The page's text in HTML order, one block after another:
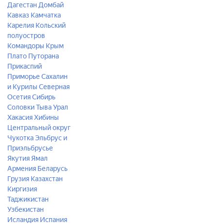
Дагестан Домбай
Кавказ Камчатка
Карелия Кольский
полуостров
Командоры Крым
Плато Путорана
Прикаспий
Приморье Сахалин
и Курилы Северная
ОсетияСибирь
СоловкиТываУрал
ХакасияХибины
Центральный округ
ЧукоткаЭльбрус и
Приэльбрусье
Якутия Ямал
Армения Беларусь
Грузия Казахстан
Киргизия
Таджикистан
Узбекистан
Исландия Испания